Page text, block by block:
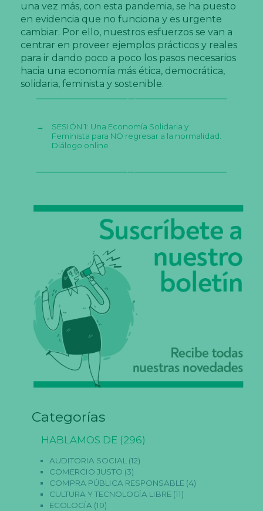
una vez más, con esta pandemia, se ha puesto
en evidencia que no funciona y es urgente
cambiar. Por ello, nuestros esfuerzos se van a
centrar en proveer ejemplos prácticos y reales
para ir dando poco a poco los pasos necesarios
hacia una economía más ética, democrática,
solidaria, feminista y sostenible.
→
SESIÓN 1: Una Economía Solidaria y
Feminista para NO regresar a la normalidad.
Diálogo online
Categorías
HABLAMOS DE (296)
AUDITORIA SOCIAL(12)
COMERCIO JUSTO (3)
COMPRA PÚBLICA RESPONSABLE(4)
CULTURA Y TECNOLOGÍA LIBRE(11)
ECOLOGÍA (10)